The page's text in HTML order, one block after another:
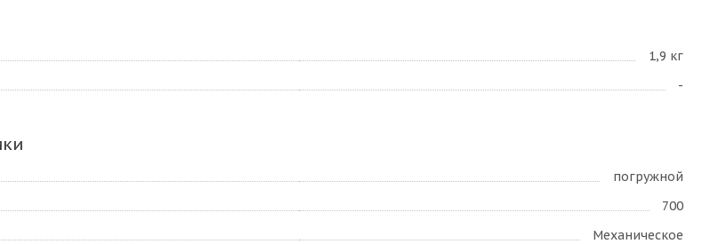
1,9 кг
-
погружной
700
Механическое